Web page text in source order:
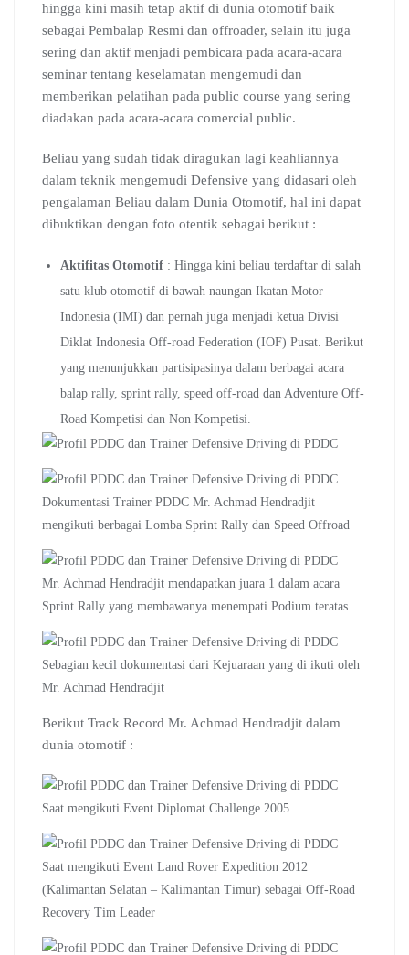
hingga kini masih tetap aktif di dunia otomotif baik
sebagai Pembalap Resmi dan offroader, selain itu juga
sering dan aktif menjadi pembicara pada acara-acara
seminar tentang keselamatan mengemudi dan
memberikan pelatihan pada public course yang sering
diadakan pada acara-acara comercial public.
Beliau yang sudah tidak diragukan lagi keahliannya
dalam teknik mengemudi Defensive yang didasari oleh
pengalaman Beliau dalam Dunia Otomotif, hal ini dapat
dibuktikan dengan foto otentik sebagai berikut :
Aktifitas Otomotif : Hingga kini beliau terdaftar di salah
satu klub otomotif di bawah naungan Ikatan Motor
Indonesia (IMI) dan pernah juga menjadi ketua Divisi
Diklat Indonesia Off-road Federation (IOF) Pusat. Berikut
yang menunjukkan partisipasinya dalam berbagai acara
balap rally, sprint rally, speed off-road dan Adventure Off-
Road Kompetisi dan Non Kompetisi.
Dokumentasi Trainer PDDC Mr. Achmad Hendradjit
mengikuti berbagai Lomba Sprint Rally dan Speed Offroad
Mr. Achmad Hendradjit mendapatkan juara 1 dalam acara
Sprint Rally yang membawanya menempati Podium teratas
Sebagian kecil dokumentasi dari Kejuaraan yang di ikuti oleh
Mr. Achmad Hendradjit
Berikut Track Record Mr. Achmad Hendradjit dalam
dunia otomotif :
Saat mengikuti Event Diplomat Challenge 2005
Saat mengikuti Event Land Rover Expedition 2012
(Kalimantan Selatan – Kalimantan Timur) sebagai Off-Road
Recovery Tim Leader